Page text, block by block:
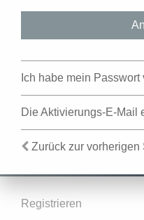
Ich habe mein Passwort
Die Aktivierungs-E-Mail
Zurück zur vorherigen
Registrieren